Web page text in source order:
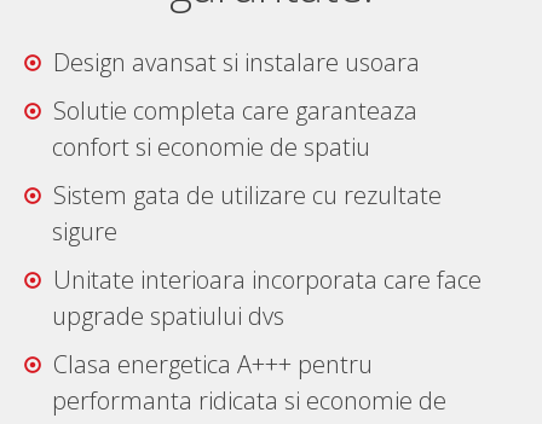
Design avansat si instalare usoara
Solutie completa care garanteaza
confort si economie de spatiu
Sistem gata de utilizare cu rezultate
sigure
Unitate interioara incorporata care face
upgrade spatiului dvs
Clasa energetica A+++ pentru
performanta ridicata si economie de